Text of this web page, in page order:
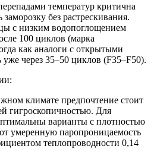
температур критична
без растрескивания.
с низким водопоглощением
100 циклов (марка
как аналоги с открытыми
через 35–50 циклов (F35–F50).
климате предпочтение стоит
гигроскопичностью. Для
варианты с плотностью
умеренную паропроницаемость
теплопроводности 0,14